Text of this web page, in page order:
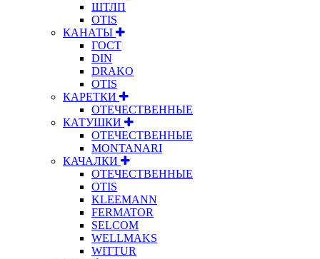
ШТЛП
OTIS
КАНАТЫ
ГОСТ
DIN
DRAKO
OTIS
КАРЕТКИ
ОТЕЧЕСТВЕННЫЕ
КАТУШКИ
ОТЕЧЕСТВЕННЫЕ
MONTANARI
КАЧАЛКИ
ОТЕЧЕСТВЕННЫЕ
OTIS
KLEEMANN
FERMATOR
SELCOM
WELLMAKS
WITTUR